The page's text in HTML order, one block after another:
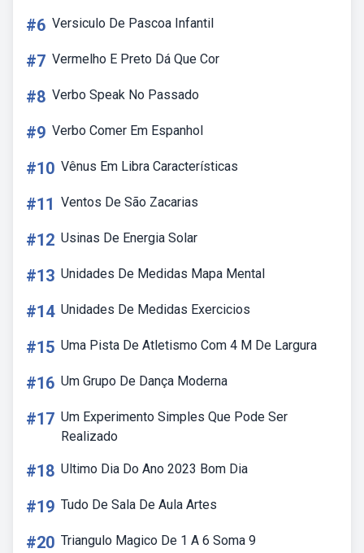
#6 Versiculo De Pascoa Infantil
#7 Vermelho E Preto Dá Que Cor
#8 Verbo Speak No Passado
#9 Verbo Comer Em Espanhol
#10 Vênus Em Libra Características
#11 Ventos De São Zacarias
#12 Usinas De Energia Solar
#13 Unidades De Medidas Mapa Mental
#14 Unidades De Medidas Exercicios
#15 Uma Pista De Atletismo Com 4 M De Largura
#16 Um Grupo De Dança Moderna
#17 Um Experimento Simples Que Pode Ser
Realizado
#18 Ultimo Dia Do Ano 2023 Bom Dia
#19 Tudo De Sala De Aula Artes
#20 Triangulo Magico De 1 A 6 Soma 9